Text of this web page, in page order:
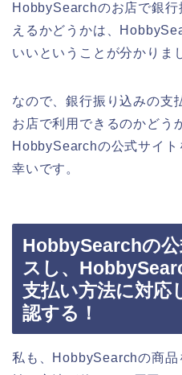
HobbySearchのお店で銀
えるかどうかは、
いいということが分かりま
なので、銀行振り込みの支
お店で利用できるのかどう
HobbySearchの公式サイト
幸いです。
HobbySearchの
スし、
支払い方法に対応
認する！
私も、HobbySearchの商品